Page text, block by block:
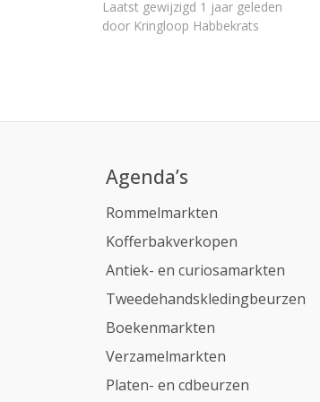
Laatst gewijzigd 1 jaar geleden
door Kringloop Habbekrats
Agenda’s
Rommelmarkten
Kofferbakverkopen
Antiek- en curiosamarkten
Tweedehandskledingbeurzen
Boekenmarkten
Verzamelmarkten
Platen- en cdbeurzen